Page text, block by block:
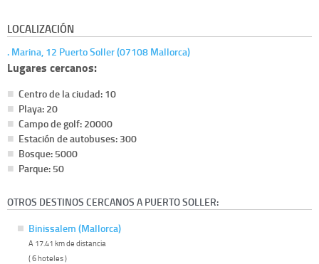
LOCALIZACIÓN
. Marina, 12 Puerto Soller (07108 Mallorca)
Lugares cercanos:
Centro de la ciudad: 10
Playa: 20
Campo de golf: 20000
Estación de autobuses: 300
Bosque: 5000
Parque: 50
OTROS DESTINOS CERCANOS A PUERTO SOLLER:
Binissalem (Mallorca)
A 17.41 km de distancia
( 6 hoteles )